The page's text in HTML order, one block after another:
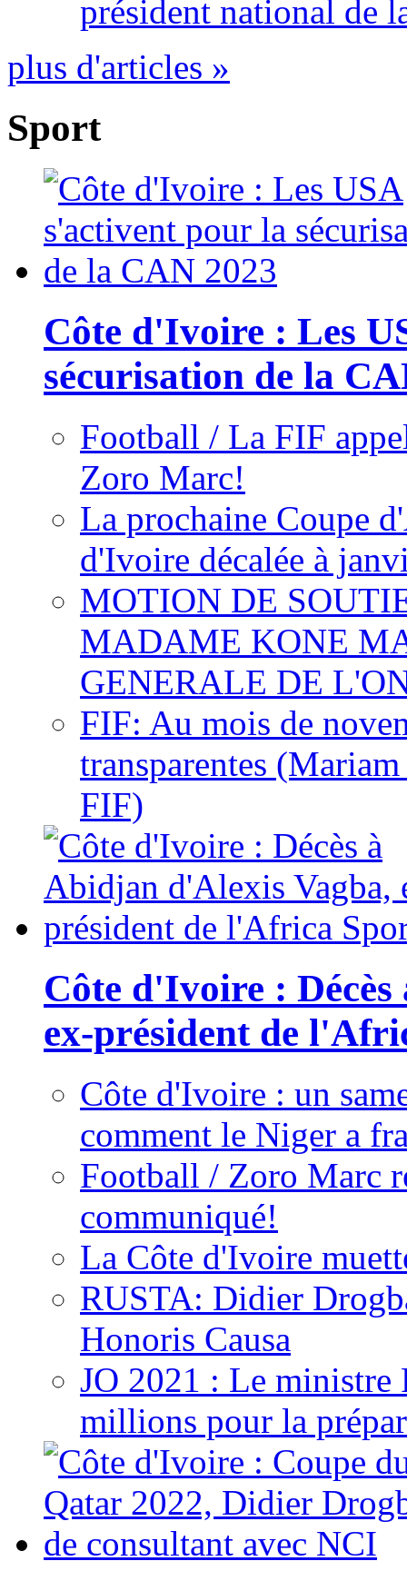
président national de
plus d'articles »
Sport
Côte d'Ivoire : Les
sécurisation de la
Football / La FIF
Zoro Marc!
La prochaine Coupe
d'Ivoire décalée à
MOTION DE
MADAME KONE
GENERALE DE
FIF: Au mois de
transparentes
FIF)
Côte d'Ivoire :
ex-président de
Côte d'Ivoire : un
comment le Niger a
Football / Zoro Marc
communiqué!
La Côte d'Ivoire
RUSTA: Didier
Honoris Causa
JO 2021 : Le ministre
millions pour la